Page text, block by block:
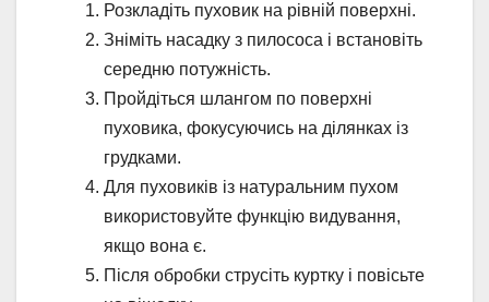
Розкладіть пуховик на рівній поверхні.
Зніміть насадку з пилососа і встановіть
середню потужність.
Пройдіться шлангом по поверхні
пуховика, фокусуючись на ділянках із
грудками.
Для пуховиків із натуральним пухом
використовуйте функцію видування,
якщо вона є.
Після обробки струсіть куртку і повісьте